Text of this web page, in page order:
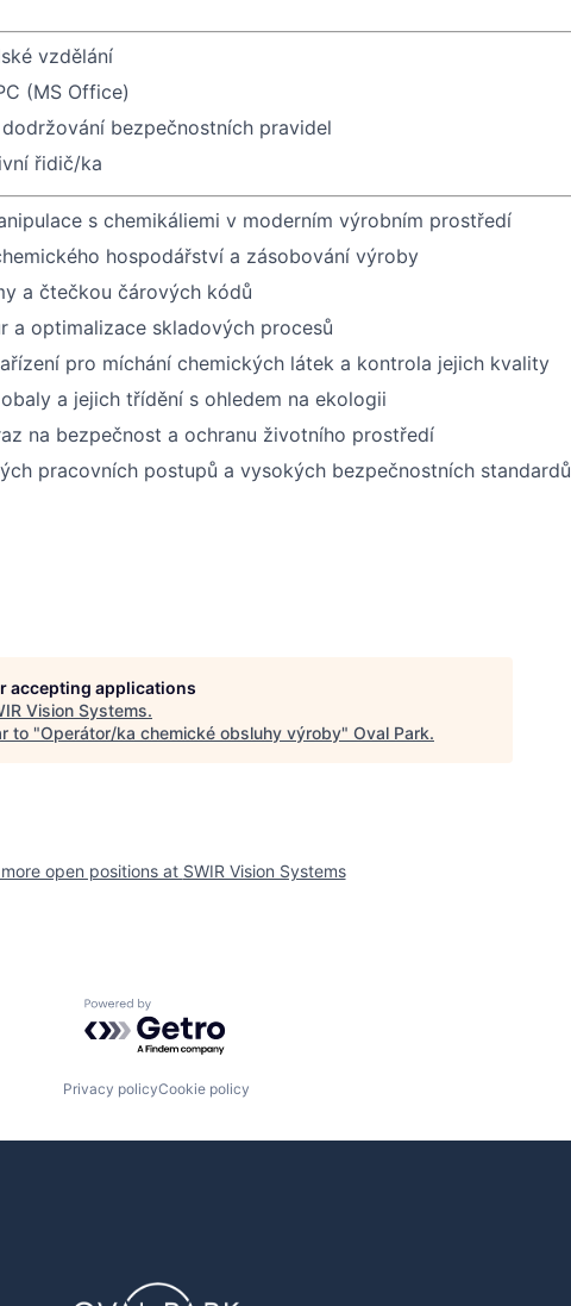
vzdělání
(MS Office)
bezpečnostních pravidel
řidič/ka
s chemikáliemi v moderním výrobním prostředí
hospodářství a zásobování výroby
a čtečkou čárových kódů
a optimalizace skladových procesů
pro míchání chemických látek a kontrola jejich kvality
a jejich třídění s ohledem na ekologii
na bezpečnost a ochranu životního prostředí
pracovních postupů a vysokých bezpečnostních standardů
accepting applications
Vision Systems.
to "Operátor/ka chemické obsluhy výroby" Oval Park.
open positions at SWIR Vision Systems
Powered by Getro.com
Privacy policyCookie policy